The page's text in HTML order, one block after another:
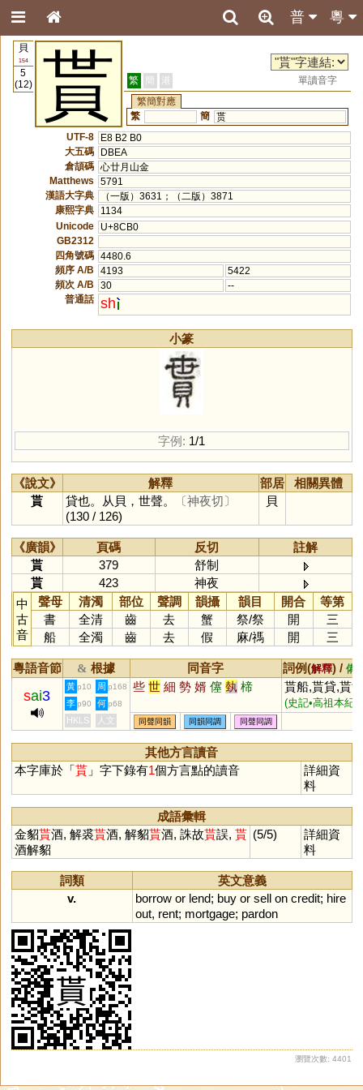
粵
普
貝
154
5
(12)
貰 繁 簡 港
單讀音字
繁簡對應
繁
簡 贳
UTF-8
E8 B2 B0
大五碼
DBEA
倉頡碼 心廿月山金
Matthews
5791
漢語大字典
（一版）3631；（二版）3871
康熙字典
1134
Unicode
U+8CB0
GB2312
四角號碼 4480.6
頻序 A/B
4193
5422
頻次 A/B
30
--
普通話 sh
小篆
字例: 1/1
《說文》 解釋 部居
相關異體
貰
貸也。从貝，世聲。
〔神夜切〕
(130 / 126)
貝
《廣韻》 頁碼 反切
註解
貰
379
舒制
貰
423
神夜
中
古
音
聲母 清濁 部位 聲調 韻攝 韻目 開合
等第
書
全清 齒 去 蟹 祭/祭 開
三
船
全濁 齒 去 假 麻/禡 開 三
粵語音節 & 根據 同音字 詞例(解釋) / 備
sai3
黃 p10 周 p168 些 世 細 勢 婿 僿 埶 楴 貰船,貰貸,貰酒
(史記•高祖本紀)
李 p90 何 p68
HKLS 人文 同聲同韻 同韻同調 同聲同調
其他方言讀音
本字庫於「貰」字下錄有1個方言點的讀音
詳細資
料
成語彙輯
金貂貰酒, 解裘貰酒, 解貂貰酒, 誅故貰誤, 貰
酒解貂
(5/5)
詳細資
料
詞類
英文意義
v.
borrow or lend; buy or sell on credit; hire
out, rent; mortgage; pardon
瀏覽次數: 4401